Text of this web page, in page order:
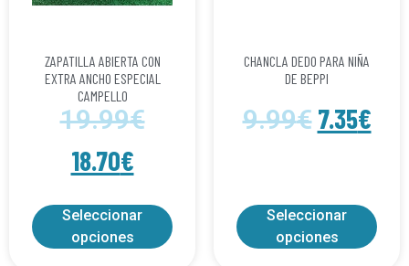
ZAPATILLA ABIERTA CON
EXTRA ANCHO ESPECIAL
CAMPELLO
19.99€
18.70€
Seleccionar
opciones
CHANCLA DEDO PARA NIÑA
DE BEPPI
9.99€ 7.35€
Seleccionar
opciones